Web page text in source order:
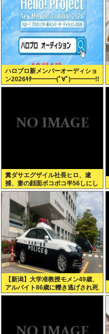
ハロプロ新メンバーオーディショ
ン2026ｷﾀ━━━━(ﾟ∀ﾟ)━━━━!!
糞ダサエグザイル社長ヒロ、逮
捕、妻の顔面ボコボコ半56しにし
た。
【新潟】大学准教授モメン49歳、
アルバイト86歳に轢き逃げされ死
亡